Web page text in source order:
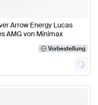
Arrow Energy Lucas
AMG von Minimax
Vorbestellung